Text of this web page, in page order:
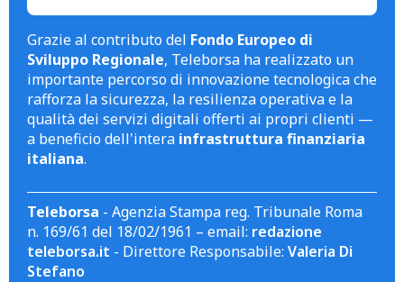
Grazie al contributo del Fondo Europeo di
Sviluppo Regionale, Teleborsa ha realizzato un
importante percorso di innovazione tecnologica che
rafforza la sicurezza, la resilienza operativa e la
qualità dei servizi digitali offerti ai propri clienti —
a beneficio dell'intera infrastruttura finanziaria
italiana.
Teleborsa - Agenzia Stampa reg. Tribunale Roma
n. 169/61 del 18/02/1961 – email: redazione
teleborsa.it - Direttore Responsabile: Valeria Di
Stefano